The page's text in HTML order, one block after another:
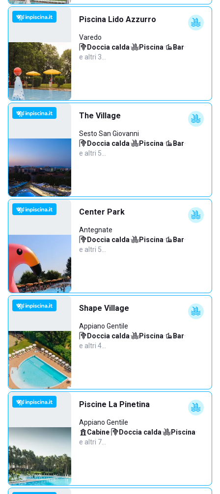
Piscina Lido Azzurro
Varedo
Doccia calda· Piscina· Bar·
e altri 3…
The Village
Sesto San Giovanni
Doccia calda· Piscina· Bar·
e altri 5…
Center Park
Antegnate
Doccia calda· Piscina· Bar·
e altri 5…
Shape Village
Appiano Gentile
Doccia calda· Piscina· Bar·
e altri 4…
Piscine La Pinetina
Appiano Gentile
Cabine· Doccia calda· Piscina·
e altri 7…